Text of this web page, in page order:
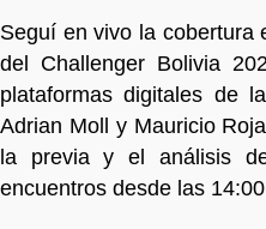
Seguí en vivo la cobertura
del Challenger Bolivia
plataformas digitales de
Adrian Moll y Mauricio
la previa y el análisis
encuentros desde las